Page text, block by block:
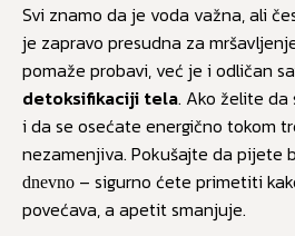
Svi znamo da je voda važna, ali
je zapravo presudna za
pomaže probavi, već je i odličan
detoksifikaciji tela. Ako želite da
i da se osećate energično tokom
nezamenjiva. Pokušajte da pijete
dnevno – sigurno ćete primetiti
povećava, a apetit smanjuje.